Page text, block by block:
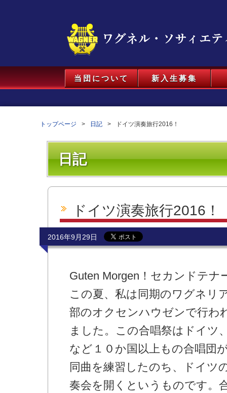
当団について 新入生募集
トップページ 日記 ドイツ演奏旅行2016！
日記
ドイツ演奏旅行2016！
2016年9月29日
Guten Morgen！セカンドテナ
この夏、私は同期のワグネリ
部のオクセンハウゼンで行わ
ました。この合唱祭はドイツ
など１０か国以上もの合唱団
同曲を練習したのち、ドイツ
奏会を開くというものです。